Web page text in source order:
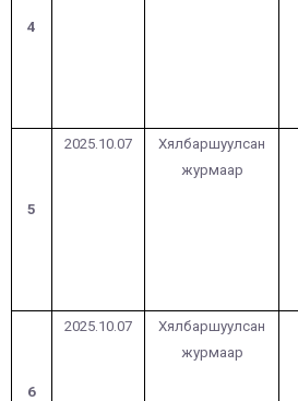
4
5
2025.10.07
Хялбаршуулсан
журмаар
6
2025.10.07
Хялбаршуулсан
журмаар